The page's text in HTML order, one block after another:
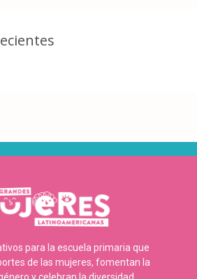
para la escuela primaria que
de las mujeres, fomentan la
y celebran la diversidad.